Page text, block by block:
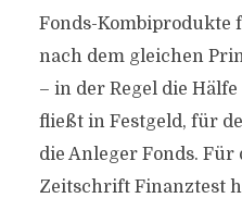
Fonds-
nach dem gleichen
– in der Regel die
fließt in Festgeld, für
die Anleger Fonds.
Zeitschrift Finanztest